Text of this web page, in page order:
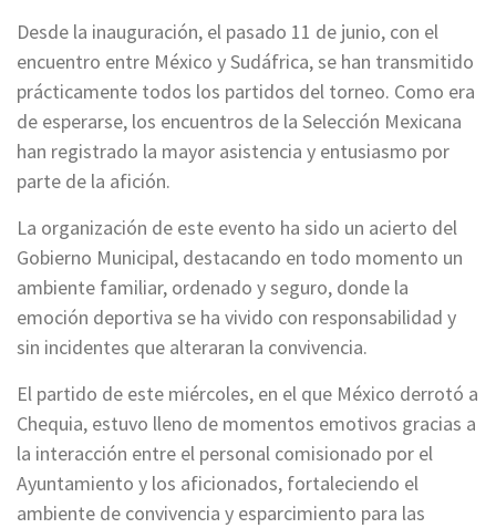
Desde la inauguración, el pasado 11 de junio, con el
encuentro entre México y Sudáfrica, se han transmitido
prácticamente todos los partidos del torneo. Como era
de esperarse, los encuentros de la Selección Mexicana
han registrado la mayor asistencia y entusiasmo por
parte de la afición.
La organización de este evento ha sido un acierto del
Gobierno Municipal, destacando en todo momento un
ambiente familiar, ordenado y seguro, donde la
emoción deportiva se ha vivido con responsabilidad y
sin incidentes que alteraran la convivencia.
El partido de este miércoles, en el que México derrotó a
Chequia, estuvo lleno de momentos emotivos gracias a
la interacción entre el personal comisionado por el
Ayuntamiento y los aficionados, fortaleciendo el
ambiente de convivencia y esparcimiento para las